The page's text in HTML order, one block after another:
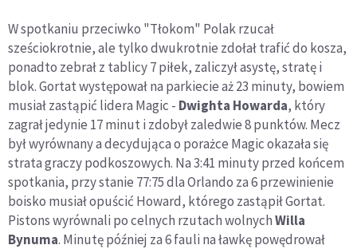
W spotkaniu przeciwko "Tłokom" Polak rzucał
sześciokrotnie, ale tylko dwukrotnie zdołał trafić do kosza,
ponadto zebrał z tablicy 7 piłek, zaliczył asystę, stratę i
blok. Gortat występował na parkiecie aż 23 minuty, bowiem
musiał zastąpić lidera Magic - Dwighta Howarda, który
zagrał jedynie 17 minut i zdobył zaledwie 8 punktów. Mecz
był wyrównany a decydująca o porażce Magic okazała się
strata graczy podkoszowych. Na 3:41 minuty przed końcem
spotkania, przy stanie 77:75 dla Orlando za 6 przewinienie
boisko musiał opuścić Howard, którego zastąpił Gortat.
Pistons wyrównali po celnych rzutach wolnychWilla
Bynuma. Minutę później za 6 fauli na ławkę powędrował